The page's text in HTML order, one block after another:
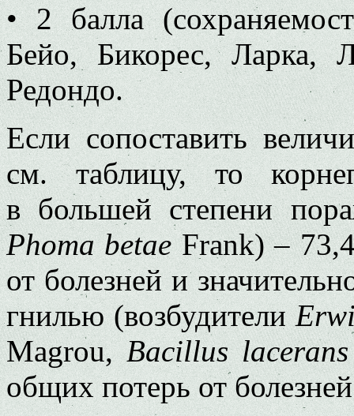
• 2 балла
Бейо, Бикорес, Ларка,
Редондо.
Если сопоставить
см. таблицу, то
в большей степени
Phoma betaeFrank) –
от болезней и
гнилью (возбудители
Magrou,Bacillus
общих потерь от